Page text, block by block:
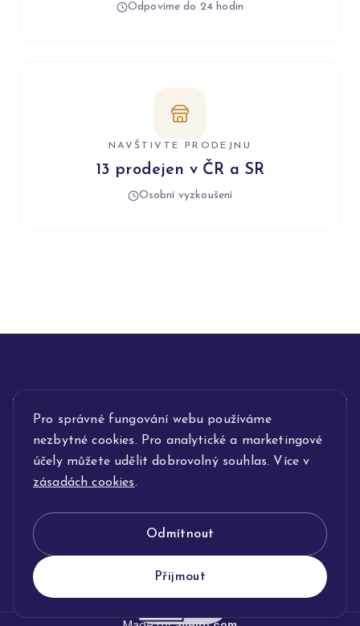
Pro správné fungování webu používáme
nezbytné cookies. Pro analytické a marketingové
účely můžete udělit dobrovolný souhlas. Více v
zásadách cookies.
Odmítnout
Přijmout
Odpovíme do 24 hodin
NAVŠTIVTE PRODEJNU
13 prodejen v ČR a SR
Osobní vyzkoušení
INFORMACE
POPIS SLUŽEB
KLENOTNICTVÍ JOLLEO